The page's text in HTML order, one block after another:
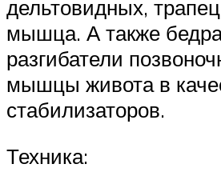
дельтовидных,
мышца. А также
разгибатели
мышцы живота в
стабилизаторов.
Техника: